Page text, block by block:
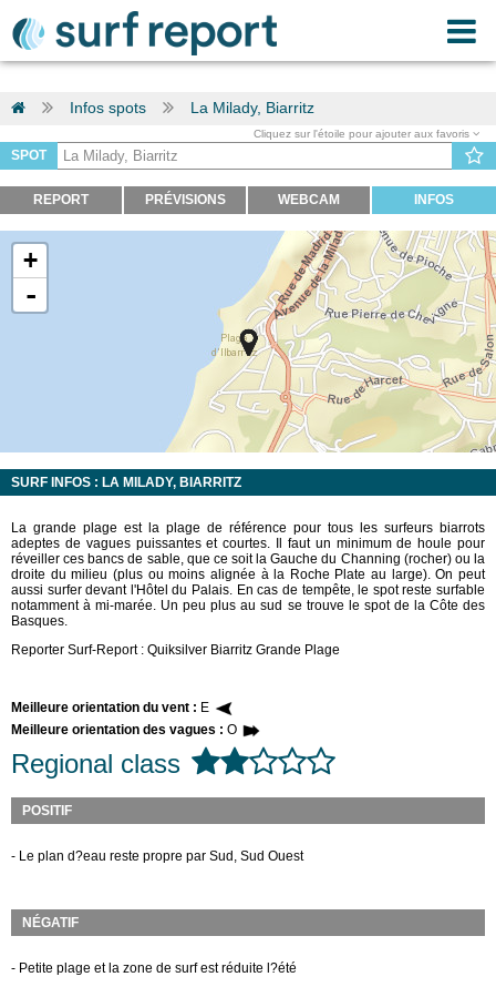
Infos spots La Milady, Biarritz
Cliquez sur l'étoile pour ajouter aux favoris
SPOT
REPORT PRÉVISIONS WEBCAM INFOS
+
-
SURF INFOS : LA MILADY, BIARRITZ
La grande plage est la plage de référence pour tous les surfeurs biarrots
adeptes de vagues puissantes et courtes. Il faut un minimum de houle pour
réveiller ces bancs de sable, que ce soit la Gauche du Channing (rocher) ou la
droite du milieu (plus ou moins alignée à la Roche Plate au large). On peut
aussi surfer devant l'Hôtel du Palais. En cas de tempête, le spot reste surfable
notamment à mi-marée. Un peu plus au sud se trouve le spot de la Côte des
Basques.
Reporter Surf-Report : Quiksilver Biarritz Grande Plage
Meilleure orientation du vent : E
Meilleure orientation des vagues : O
Regional class
POSITIF
- Le plan d?eau reste propre par Sud, Sud Ouest
NÉGATIF
- Petite plage et la zone de surf est réduite l?été